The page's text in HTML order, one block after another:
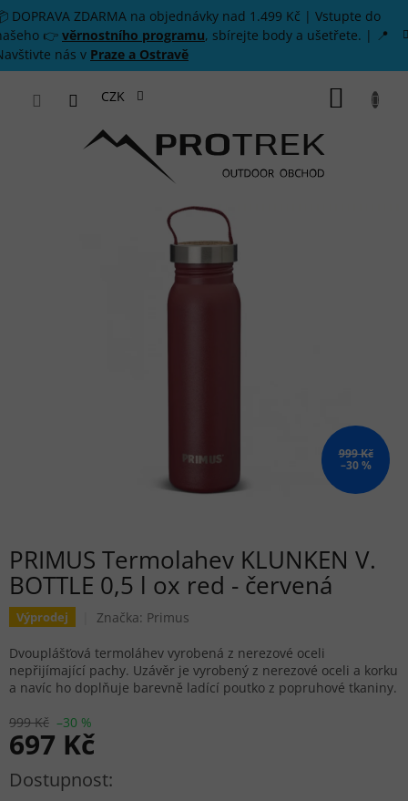
Přejít na obsah
DOPRAVA ZDARMA na objednávky nad 1.499 Kč | Vstupte do
👉 věrnostního programu, sbírejte body a ušetřete. | 📍
nás v Praze a Ostravě
CZK
999 Kč
–30 %
PRIMUS Termolahev KLUNKEN V.
BOTTLE 0,5 l ox red - červená
Výprodej Značka: Primus
999 Kč –30 %
697 Kč
Měrná cena:
Dvouplášťová termoláhev vyrobená z nerezové oceli
nepřijímající pachy. Uzávěr je vyrobený z nerezové oceli a korku
a navíc ho doplňuje barevně ladící poutko z popruhové tkaniny.